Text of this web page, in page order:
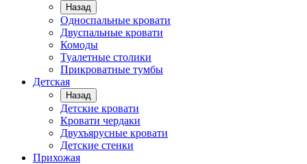
Назад
Односпальные кровати
Двуспальные кровати
Комоды
Туалетные столики
Прикроватные тумбы
Детская
Назад
Детские кровати
Кровати чердаки
Двухъярусные кровати
Детские стенки
Прихожая